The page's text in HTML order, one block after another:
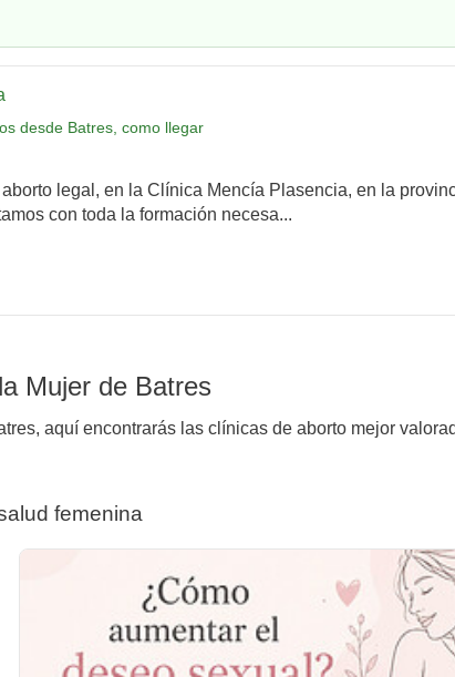
desde Batres, como llegar
legal, en la Clínica Mencía Plasencia, en la
con toda la formación necesa...
Mujer de Batres
aquí encontrarás las clínicas de aborto mejor
femenina